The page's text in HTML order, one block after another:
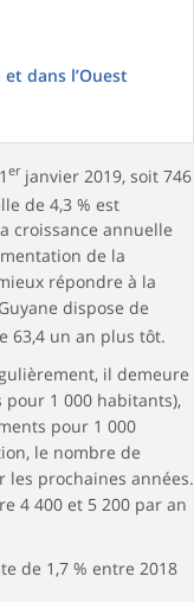
dans l’Ouest
erjanvier 2019, soit 746
de 4,3 % est
croissance annuelle
de la
répondre à la
dispose de
63,4 un an plus tôt.
il demeure
1 000 habitants),
pour 1 000
le nombre de
prochaines années.
4 400 et 5 200 par an
de 1,7 % entre 2018